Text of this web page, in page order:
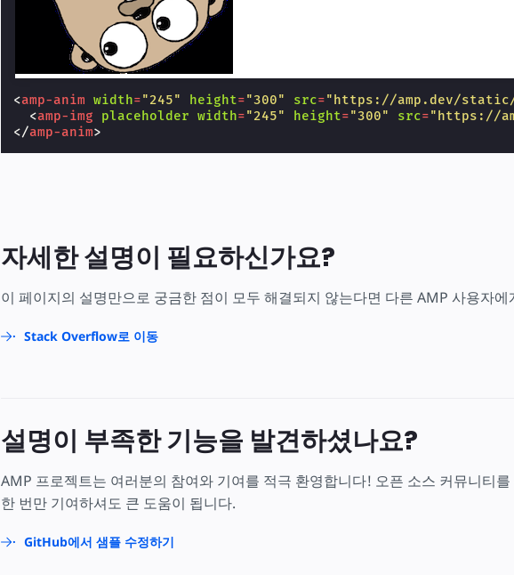
<amp-anim width="245" height="300" src="https://amp.dev/static/
<amp-img placeholder width="245" height="300" src="https://
</amp-anim>
자세한 설명이 필요하신가요?
이 페이지의 설명만으로 궁금한 점이 모두 해결되지 않는다면 다른 AMP 사용자
Stack Overflow로 이동
설명이 부족한 기능을 발견하셨나요?
AMP 프로젝트는 여러분의 참여와 기여를 적극 환영합니다! 오픈 소스 커뮤니티
한 번만 기여하셔도 큰 도움이 됩니다.
GitHub에서 샘플 수정하기